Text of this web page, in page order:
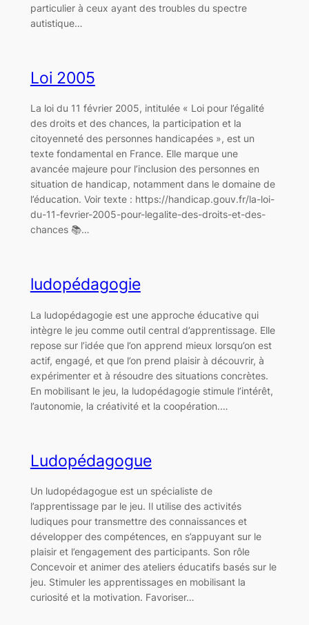
particulier à ceux ayant des troubles du spectre
autistique…
Loi 2005
La loi du 11 février 2005, intitulée « Loi pour l’égalité
des droits et des chances, la participation et la
citoyenneté des personnes handicapées », est un
texte fondamental en France. Elle marque une
avancée majeure pour l’inclusion des personnes en
situation de handicap, notamment dans le domaine de
l’éducation. Voir texte : https://handicap.gouv.fr/la-loi-
du-11-fevrier-2005-pour-legalite-des-droits-et-des-
chances 📚…
ludopédagogie
La ludopédagogie est une approche éducative qui
intègre le jeu comme outil central d’apprentissage. Elle
repose sur l’idée que l’on apprend mieux lorsqu’on est
actif, engagé, et que l’on prend plaisir à découvrir, à
expérimenter et à résoudre des situations concrètes.
En mobilisant le jeu, la ludopédagogie stimule l’intérêt,
l’autonomie, la créativité et la coopération.…
Ludopédagogue
Un ludopédagogue est un spécialiste de
l’apprentissage par le jeu. Il utilise des activités
ludiques pour transmettre des connaissances et
développer des compétences, en s’appuyant sur le
plaisir et l’engagement des participants. Son rôle
Concevoir et animer des ateliers éducatifs basés sur le
jeu. Stimuler les apprentissages en mobilisant la
curiosité et la motivation. Favoriser…